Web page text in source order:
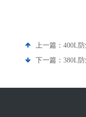
上一篇： 400L
下一篇： 380L